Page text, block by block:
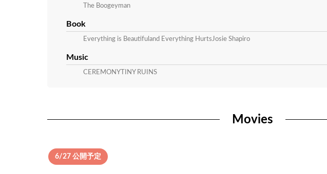
The Boogeyman
Book
Everything is Beautifuland Everything HurtsJosie Shapiro
Music
CEREMONYTINY RUINS
Movies
6/27 公開予定